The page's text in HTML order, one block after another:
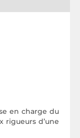
en charge du
rigueurs d’une